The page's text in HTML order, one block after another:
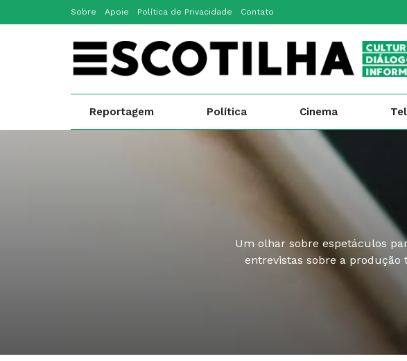
Sobre Apoie Política de Privacidade Contato
Reportagem Política Cinema
Um olhar sobre espetáculos
entrevistas sobre a